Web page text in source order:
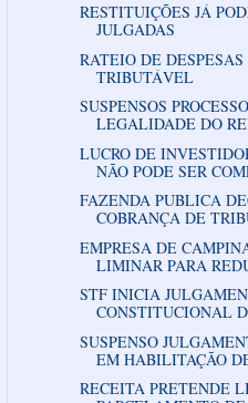
RESTITUIÇÕES JÁ
JULGADAS
RATEIO DE
TRIBUTÁVEL
SUSPENSOS
LEGALIDADE DO
LUCRO DE
NÃO PODE SER
FAZENDA PUBLICA
COBRANÇA DE
EMPRESA DE
LIMINAR PARA
STF INICIA
CONSTITUCIONAL
SUSPENSO
EM HABILITAÇÃO
RECEITA PRETENDE